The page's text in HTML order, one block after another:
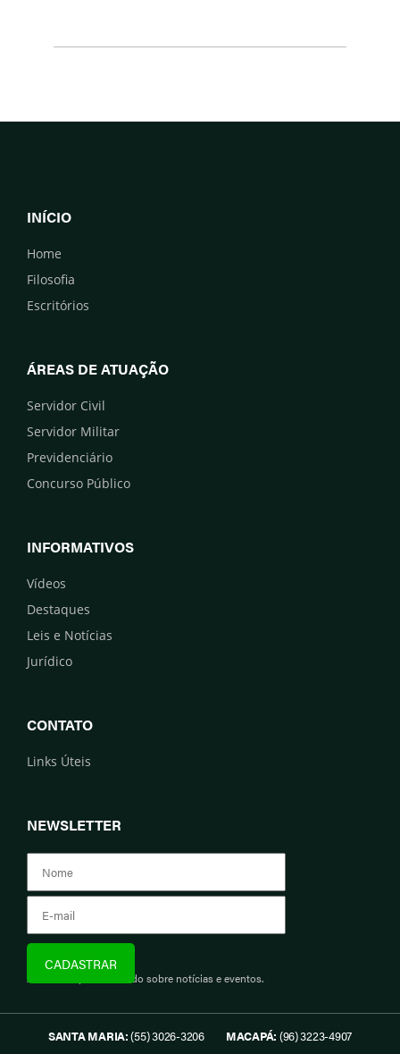
INÍCIO
Home
Filosofia
Escritórios
ÁREAS DE ATUAÇÃO
Servidor Civil
Servidor Militar
Previdenciário
Concurso Público
INFORMATIVOS
Vídeos
Destaques
Leis e Notícias
Jurídico
CONTATO
Links Úteis
NEWSLETTER
Assine e fique informado sobre notícias e eventos.
SANTA MARIA:(55) 3026-3206 MACAPÁ: (96) 3223-4907